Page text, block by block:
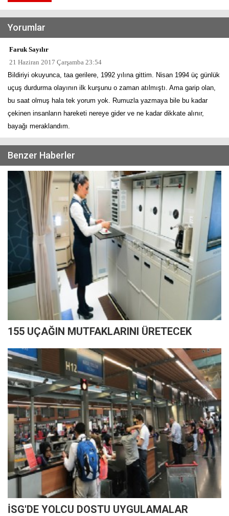
Yorumlar
Faruk Sayılır
21 Haziran 2017 Çarşamba 23:54
Bildiriyi okuyunca, taa gerilere, 1992 yılına gittim. Nisan 1994 üç günlük
uçuş durdurma olayının ilk kurşunu o zaman atılmıştı. Ama garip olan,
bu saat olmuş hala tek yorum yok. Rumuzla yazmaya bile bu kadar
çekinen insanların hareketi nereye gider ve ne kadar dikkate alınır,
bayağı meraklandım.
Benzer Haberler
155 UÇAĞIN MUTFAKLARINI ÜRETECEK
İSG'DE YOLCU DOSTU UYGULAMALAR